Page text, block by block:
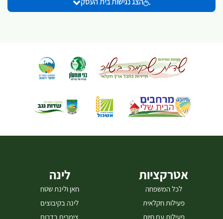
מצומצם ואיכותי והוא כולל בשרים כגון: אנטריקוט, אסאדו, נתחי שייטל ועוד
אשר כולם מוכנים על גריל ארגנטינאי מקצועי. לצד הבשרים הנפלאים
בסגנון ביסטרו ומוקף בדשאים ירוקים ופסטורליים. המסעדה פתוחה בכל
סופ''ש, באמצע שבוע המסעדה פתוחה לאירוח קבוצות בתיאום מראש
לאירוח. ניתן להזמין גם שירותי קייטרינג. המסעדה נגישה לנכים.
הצג נגישות בית העסק
אטרקציות
לכל המשפחה
פעילות חקלאית
פעילות עם חיות
לינה
חאן ולינת שטח
לינה בקיבוצים
צימרים בדרום